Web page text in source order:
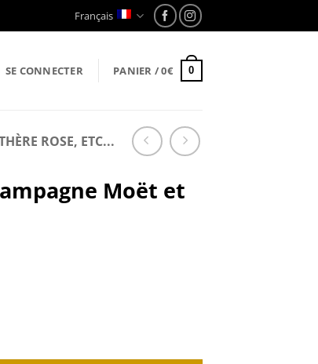
Français
SE CONNECTER PANIER /0€ 0
ROSE, ETC...
Moët et